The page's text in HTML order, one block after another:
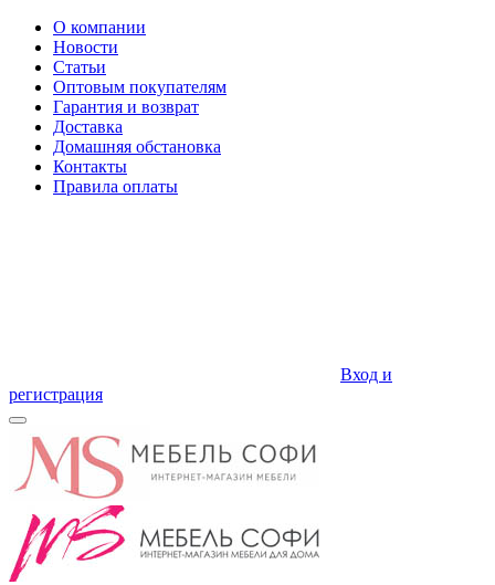
О компании
Новости
Статьи
Оптовым покупателям
Гарантия и возврат
Доставка
Домашняя обстановка
Контакты
Правила оплаты
Вход и
регистрация